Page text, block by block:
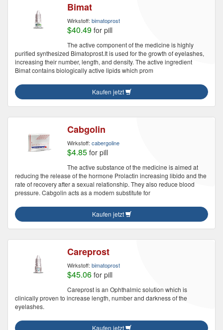
Bimat
Wirkstoff: bimatoprost
$40.49 for pill
The active component of the medicine is highly
purified synthesized Bimatoprost.It is used for the growth of eyelashes,
increasing their number, length, and density. The active ingredient
Bimat contains biologically active lipids which prom
Kaufen jetzt
Cabgolin
Wirkstoff: cabergoline
$4.85 for pill
The active substance of the medicine is aimed at
reducing the release of the hormone Prolactin increasing libido and the
rate of recovery after a sexual relationship. They also reduce blood
pressure. Cabgolin acts as a modern substitute for
Kaufen jetzt
Careprost
Wirkstoff: bimatoprost
$45.06 for pill
Careprost is an Ophthalmic solution which is
clinically proven to increase length, number and darkness of the
eyelashes.
Kaufen jetzt